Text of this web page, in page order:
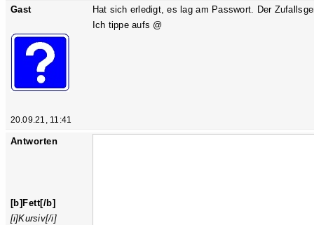
Gast
20.09.21, 11:41
Hat sich erledigt, es lag am Passwort. Der
Ich tippe aufs @
Antworten
[b]Fett[/b]
[i]Kursiv[/i]